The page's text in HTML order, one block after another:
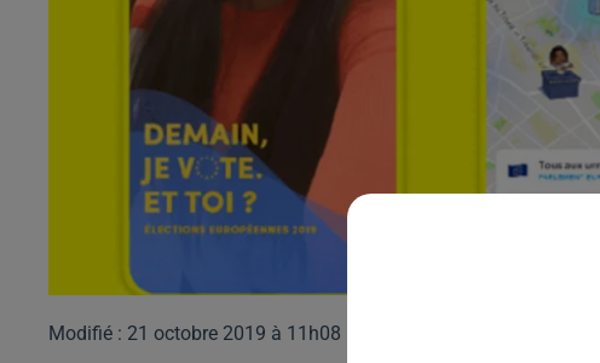
Modifié : 21 octobre 2019 à 11h08